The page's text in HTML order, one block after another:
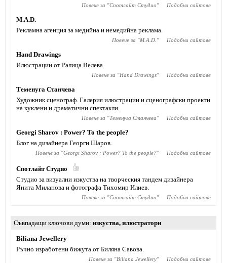
Повече за "Спотлайт Студио" Подобни сайтове
M.A.D.
Рекламна агенция за медийна и немедийна реклама.
Повече за "M.A.D. " Подобни сайтове
Hand Drawings
Илюстрации от Ралица Велева.
Повече за "Hand Drawings" Подобни сайтове
Теменуга Станчева
Художник сценограф. Галерия илюстрации и сценографски проекти
на куклени и драматични спектакли.
Повече за "Теменуга Станчева" Подобни сайтове
Georgi Sharov : Power? To the people?
Блог на дизайнера Георги Шаров.
Повече за "Georgi Sharov : Power? To the people?" Подобни сайтове
Спотлайт Студио
Студио за визуални изкуства на творческия тандем дизайнера
Янита Миланова и фотографа Тихомир Илиев.
Повече за "Спотлайт Студио" Подобни сайтове
Съвпадащи ключови думи изкуства, илюстратори
Biliana Jewellery
Ръчно изработени бижута от Биляна Савова.
Повече за "Biliana Jewellery" Подобни сайтове